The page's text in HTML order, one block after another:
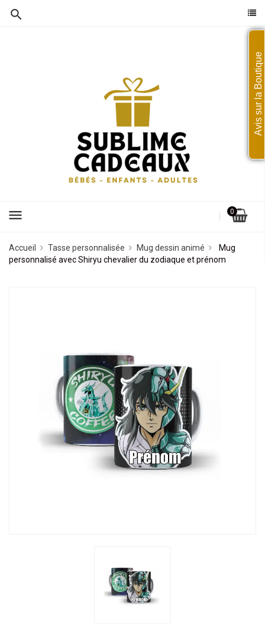
menu 0
Accueil Tasse personnalisée Mug dessin animé
Mug
personnalisé avec Shiryu chevalier du zodiaque et prénom
Avis sur la Boutique